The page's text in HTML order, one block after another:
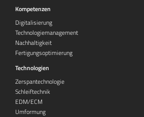
Kompetenzen
Digitalisierung
Technologiemanagement
Nachhaltigkeit
Fertigungsoptimierung
Technologien
Zerspantechnologie
Schleiftechnik
EDM/ECM
Umformung